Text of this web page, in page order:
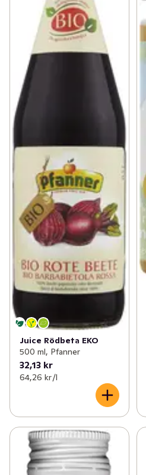
Juice Rödbeta EKO
500 ml, Pfanner
32,13 kr
64,26 kr /l